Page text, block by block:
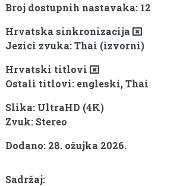
Broj dostupnih nastavaka: 12
Hrvatska sinkronizacija
Jezici zvuka: Thai (izvorni)
Hrvatski titlovi
Ostali titlovi: engleski, Thai
Slika: UltraHD (4K)
Zvuk: Stereo
Dodano: 28. ožujka 2026.
Sadržaj: